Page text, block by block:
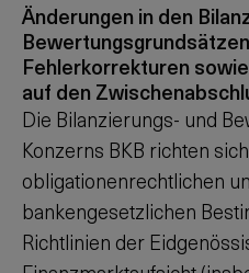
Änderungen in den
Fehlerkorrekturen
auf den
Die Bilanzierungs- und
Konzerns BKB richten
obligationenrechtlichen
bankengesetzlichen
Richtlinien der